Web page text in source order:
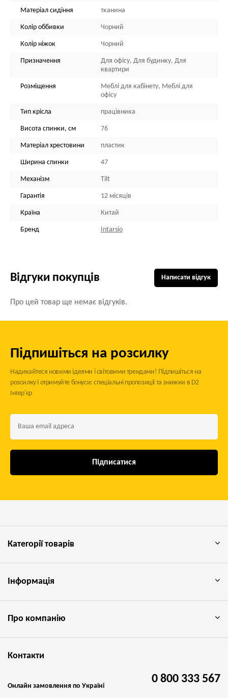
Матеріал сидіння тканина
Колір оббивки Чорний
Колір ніжок Чорний
Призначення
Для офісу, Для будинку, Для
квартири
Розміщення
Меблі для кабінету, Меблі для
офісу
Тип крісла працівника
Висота спинки, см 76
Матеріал хрестовини пластик
Ширина спинки 47
Механізм Tilt
Гарантія 12 місяців
Країна Китай
Бренд Intarsio
Відгуки покупців
Про цей товар ще немає відгуків.
Написати відгук
Підпишіться на розсилку
Надихайтеся новими ідеями і світовими трендами! Підпишіться на
розсилку і отримуйте бонуси: спеціальні пропозиції та знижки в D2
Інтер'єр
Підписатися
Категорії товарів
Інформація
Про компанію
Контакти
Онлайн замовлення по Україні
0 800 333 567